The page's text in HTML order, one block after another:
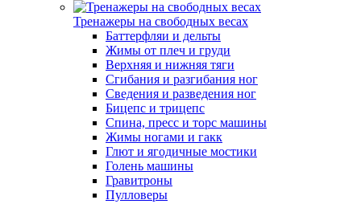
Тренажеры на свободных весах
Баттерфляи и дельты
Жимы от плеч и груди
Верхняя и нижняя тяги
Сгибания и разгибания ног
Сведения и разведения ног
Бицепс и трицепс
Спина, пресс и торс машины
Жимы ногами и гакк
Глют и ягодичные мостики
Голень машины
Гравитроны
Пулловеры